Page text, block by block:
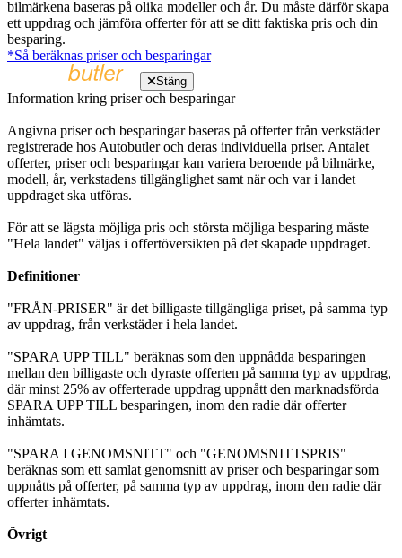
bilmärkena baseras på olika modeller och år. Du måste därför skapa
ett uppdrag och jämföra offerter för att se ditt faktiska pris och din
besparing.
*Så beräknas priser och besparingar
Stäng
Information kring priser och besparingar
Angivna priser och besparingar baseras på offerter från verkstäder
registrerade hos Autobutler och deras individuella priser. Antalet
offerter, priser och besparingar kan variera beroende på bilmärke,
modell, år, verkstadens tillgänglighet samt när och var i landet
uppdraget ska utföras.
För att se lägsta möjliga pris och största möjliga besparing måste
"Hela landet" väljas i offertöversikten på det skapade uppdraget.
Definitioner
"FRÅN-PRISER" är det billigaste tillgängliga priset, på samma typ
av uppdrag, från verkstäder i hela landet.
"SPARA UPP TILL" beräknas som den uppnådda besparingen
mellan den billigaste och dyraste offerten på samma typ av uppdrag,
där minst 25% av offerterade uppdrag uppnått den marknadsförda
SPARA UPP TILL besparingen, inom den radie där offerter
inhämtats.
"SPARA I GENOMSNITT" och "GENOMSNITTSPRIS"
beräknas som ett samlat genomsnitt av priser och besparingar som
uppnåtts på offerter, på samma typ av uppdrag, inom den radie där
offerter inhämtats.
Övrigt